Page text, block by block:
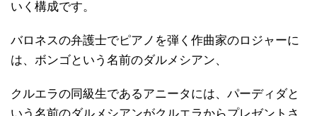
いく構成です。
バロネスの弁護士でピアノを弾く作曲家のロジャーに
は、ボンゴという名前のダルメシアン、
クルエラの同級生であるアニータには、パーディダと